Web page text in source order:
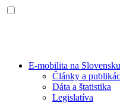
E-mobilita na Slovensku
Články a
Dáta a štatistika
Legislatíva